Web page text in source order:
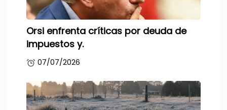
Orsi enfrenta críticas por deuda de
impuestos y.
07/07/2026